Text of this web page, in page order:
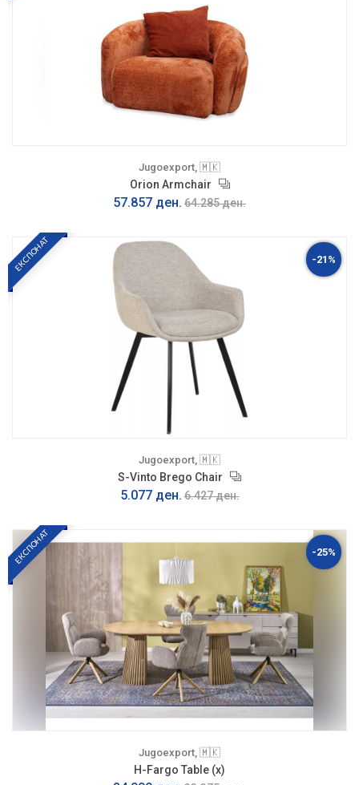
Jugoexport, 🇲🇰
Orion Armchair
57.857 ден. 64.285 ден.
ЕКСПОНАТ -21%
Jugoexport, 🇲🇰
S-Vinto Brego Chair
5.077 ден. 6.427 ден.
ЕКСПОНАТ -25%
Jugoexport, 🇲🇰
H-Fargo Table (x)